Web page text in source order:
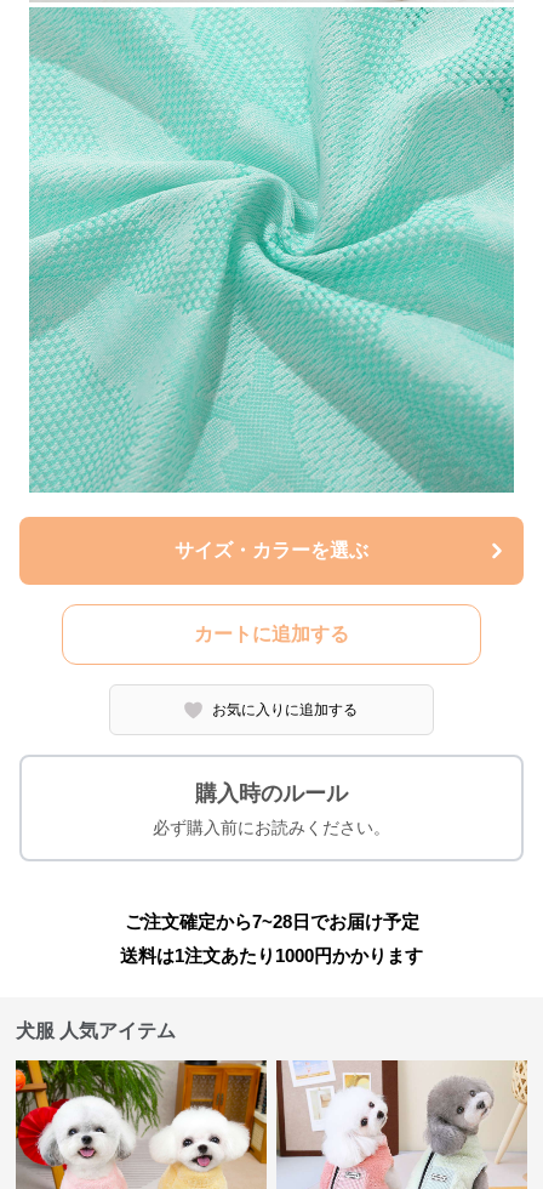
サイズ・カラーを選ぶ
カートに追加する
お気に入りに追加する
購入時のルール
必ず購入前にお読みください。
ご注文確定から7~28日でお届け予定
送料は1注文あたり 1000円かかります
犬服 人気アイテム